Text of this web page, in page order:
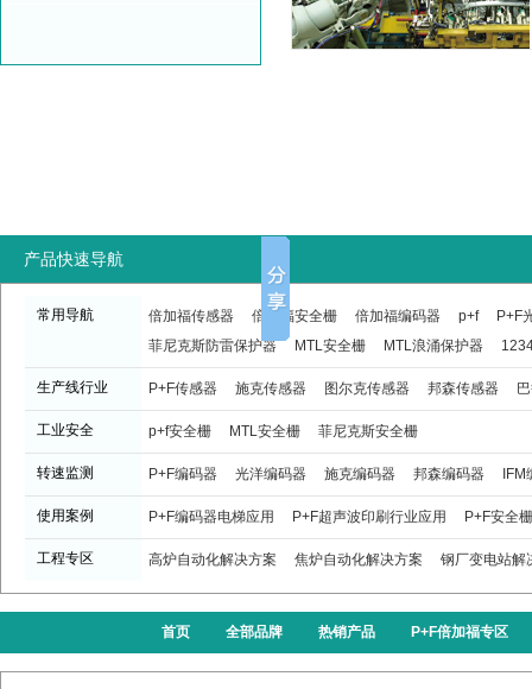
产品快速导航
常用导航 倍加福传感器 倍加福安全栅 倍加福编码器 p+f
P+F
菲尼克斯防雷保护器
MTL安全栅 MTL浪涌保护器
生产线行业 P+F传感器 施克传感器 图尔克传感器 邦森传感器
工业安全 p+f安全栅 MTL安全栅 菲尼克斯安全栅
转速监测 P+F编码器 光洋编码器 施克编码器 邦森编码器
使用案例 P+F编码器电梯应用 P+F超声波印刷行业应用 P+F安全
工程专区 高炉自动化解决方案 焦炉自动化解决方案 钢厂变电站解
首页 全部品牌 热销产品 P+F倍加福专区